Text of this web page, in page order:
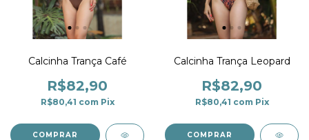
Calcinha Trança Café
R$82,90
R$80,41 com Pix
COMPRAR
Calcinha Trança Leopard
R$82,90
R$80,41 com Pix
COMPRAR